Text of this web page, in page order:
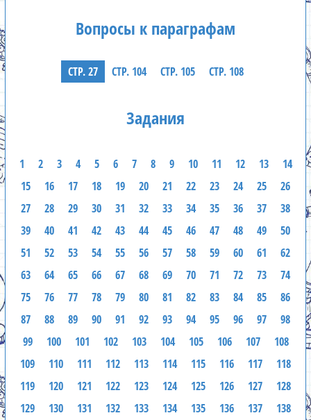
Вопросы к параграфам
СТР. 27 СТР. 104 СТР. 105 СТР. 108
Задания
1 2 3 4 5 6 7 8 9 10 11 12 13
14
15
16 17 18 19 20 21 22 23 24 25
26
27
28 29 30 31 32 33 34 35 36 37
38
39
40 41 42 43 44 45 46 47 48 49
50
51
52 53 54 55 56 57 58 59 60 61
62
63
64 65 66 67 68 69 70 71 72 73
74
75
76 77 78 79 80 81 82 83 84 85
86
87
88 89 90 91 92 93 94 95 96 97
98
99
100 101 102 103 104 105 106 107
108
109
110 111 112 113 114 115 116 117
118
119
120 121 122 123 124 125 126 127
128
129
130 131 132 133 134 135 136 137
138